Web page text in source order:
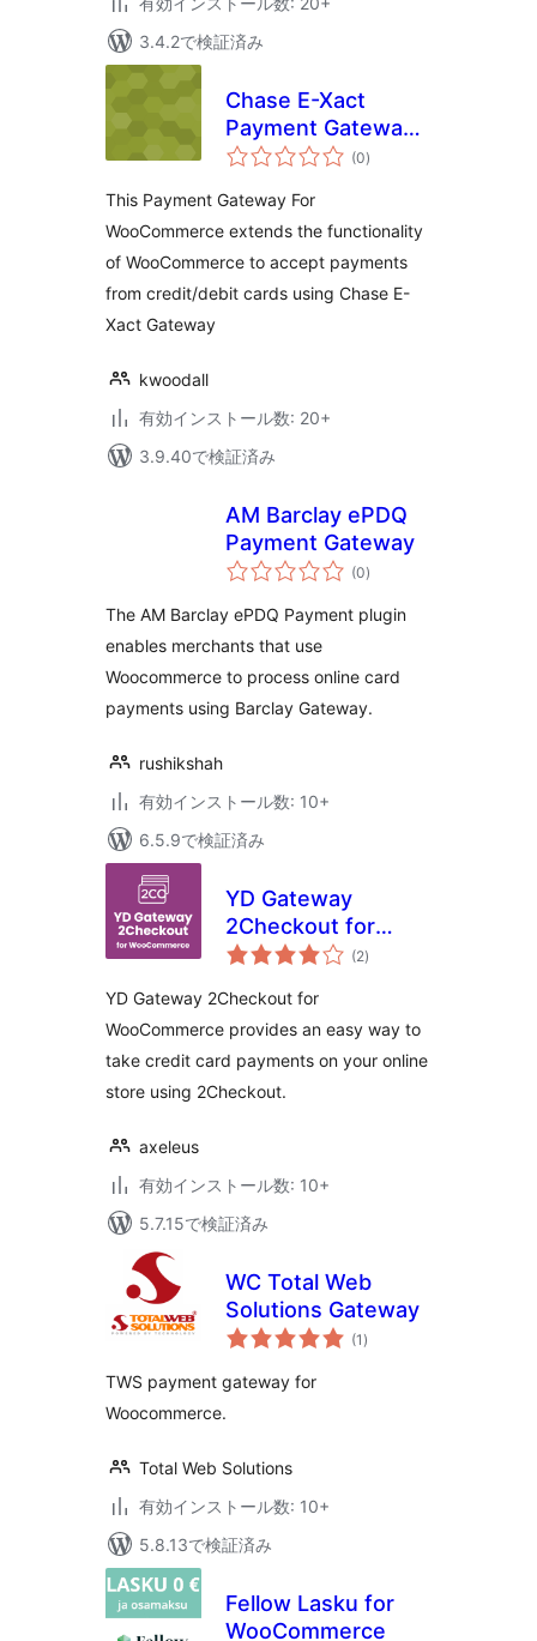
3.4.2で検証済み
Chase E-Xact
Payment Gateway
For WooCommerce
(0個
の)
This Payment Gateway For
WooCommerce extends the functionality
of WooCommerce to accept payments
from credit/debit cards using Chase E-
Xact Gateway
kwoodall
有効インストール数: 20+
3.9.40で検証済み
AM Barclay ePDQ
Payment Gateway
(0個
の
価
)
The AM Barclay ePDQ Payment plugin
enables merchants that use
Woocommerce to process online card
payments using Barclay Gateway.
rushikshah
有効インストール数: 10+
6.5.9で検証済み
YD Gateway
2Checkout for
WooCommerce
(2個
の)
YD Gateway 2Checkout for
WooCommerce provides an easy way to
take credit card payments on your online
store using 2Checkout.
axeleus
有効インストール数: 10+
5.7.15で検証済み
WC Total Web
Solutions Gateway
(1 個
の)
TWS payment gateway for
Woocommerce.
Total Web Solutions
有効インストール数: 10+
5.8.13で検証済み
Fellow Lasku for
WooCommerce